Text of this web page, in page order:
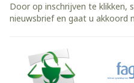
Door op inschrijven te klikken,
nieuwsbrief en gaat u akkoord